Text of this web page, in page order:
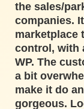
the sales/
companies.
marketplace
control, with
WP. The
a bit
make it do
gorgeous.